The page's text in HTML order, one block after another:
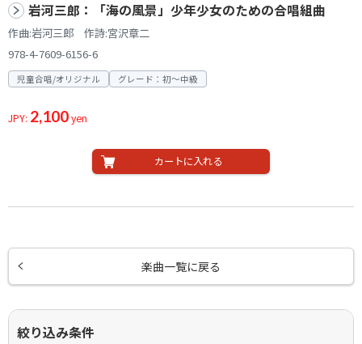
岩河三郎：「海の風景」少年少女のための合唱組曲
作曲:岩河三郎 作詩:宮沢章二
978-4-7609-6156-6
児童合唱/オリジナル グレード：初～中級
JPY: 2,100yen
カートに入れる
楽曲一覧に戻る
絞り込み条件